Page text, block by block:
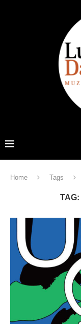
Home Tags
TAG: